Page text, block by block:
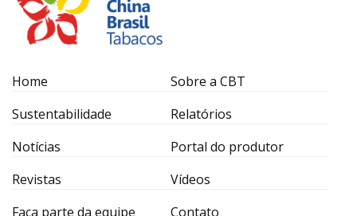
Home
Sobre a CBT
Sustentabilidade
Relatórios
Notícias
Portal do produtor
Revistas
Vídeos
Faça parte da equipe
Contato